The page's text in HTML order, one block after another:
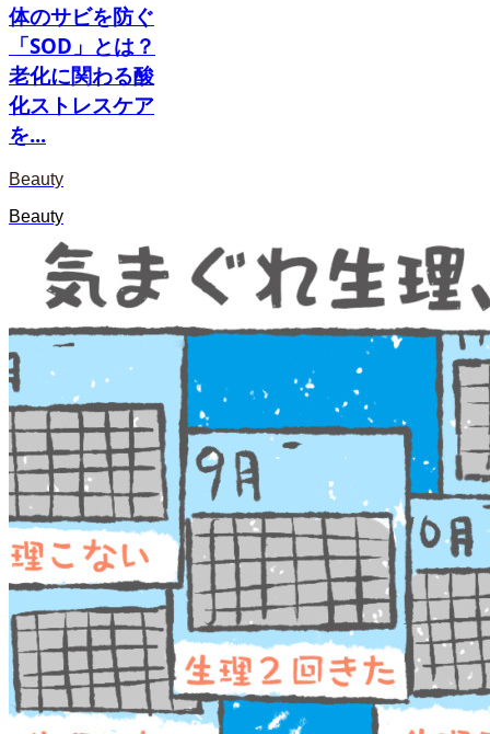
体のサビを防ぐ
「SOD」とは？
老化に関わる酸
化ストレスケア
を...
Beauty
Beauty